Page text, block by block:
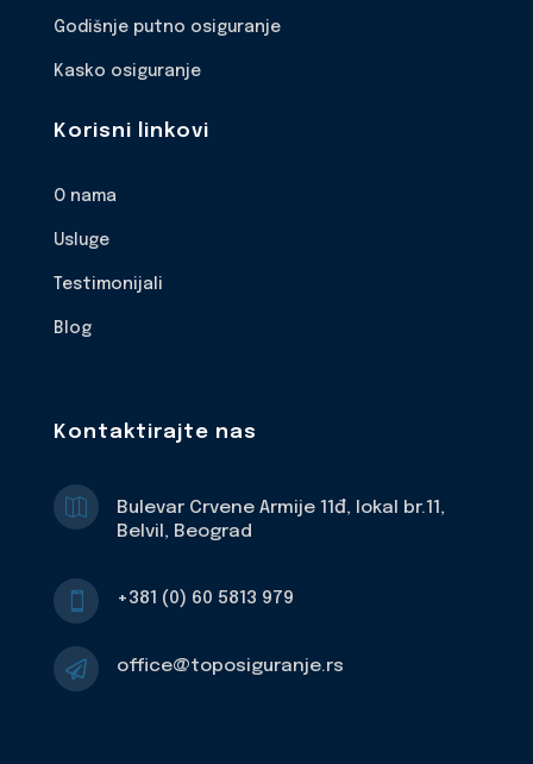
Godišnje putno osiguranje
Kasko osiguranje
Korisni linkovi
O nama
Usluge
Testimonijali
Blog
Kontaktirajte nas

Bulevar Crvene Armije 11đ, lokal br.11,
Belvil, Beograd
 +381 (0) 60 5813 979
 office@toposiguranje.rs